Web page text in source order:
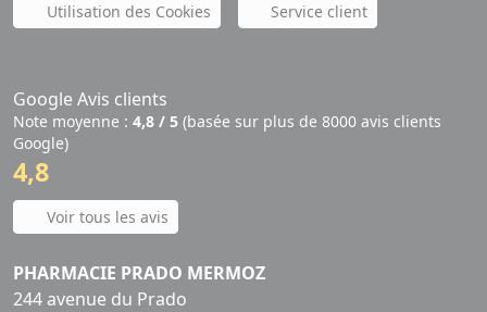
Utilisation des Cookies Service client
Google Avis clients
Note moyenne : 4,8 / 5 (basée sur plus de 8000 avis clients
Google)
4,8
Voir tous les avis
PHARMACIE PRADO MERMOZ
244 avenue du Prado